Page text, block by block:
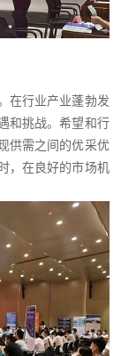
在行业产业蓬勃发
和挑战。希望和行
供需之间的优采优
，在良好的市场机